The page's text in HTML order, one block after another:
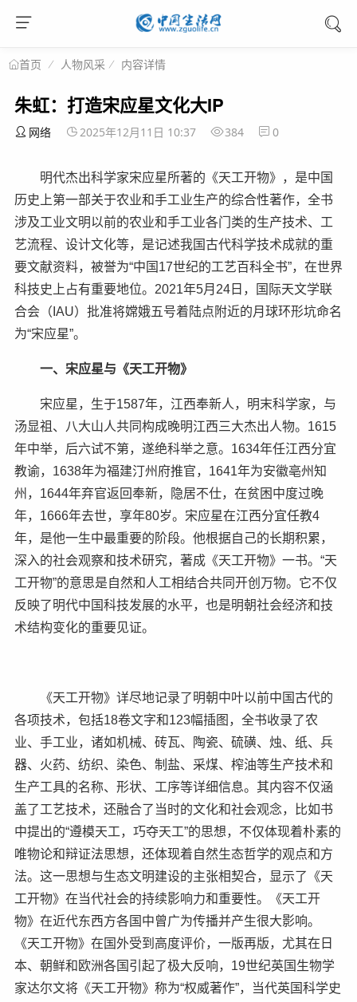
首页 人物风采 内容详情
朱虹：打造宋应星文化大IP
网络 2025年12月11日 10:37 384 0
明代杰出科学家宋应星所著的《天工开物》，是中国
历史上第一部关于农业和手工业生产的综合性著作，全书
涉及工业文明以前的农业和手工业各门类的生产技术、工
艺流程、设计文化等，是记述我国古代科学技术成就的重
要文献资料，被誉为“中国17世纪的工艺百科全书”，在世界
科技史上占有重要地位。2021年5月24日，国际天文学联
合会（IAU）批准将嫦娥五号着陆点附近的月球环形坑命名
为“宋应星”。
一、宋应星与《天工开物》
宋应星，生于1587年，江西奉新人，明末科学家，与
汤显祖、八大山人共同构成晚明江西三大杰出人物。1615
年中举，后六试不第，遂绝科举之意。1634年任江西分宜
教谕，1638年为福建汀州府推官，1641年为安徽亳州知
州，1644年弃官返回奉新，隐居不仕，在贫困中度过晚
年，1666年去世，享年80岁。宋应星在江西分宜任教4
年，是他一生中最重要的阶段。他根据自己的长期积累，
深入的社会观察和技术研究，著成《天工开物》一书。“天
工开物”的意思是自然和人工相结合共同开创万物。它不仅
反映了明代中国科技发展的水平，也是明朝社会经济和技
术结构变化的重要见证。
《天工开物》详尽地记录了明朝中叶以前中国古代的
各项技术，包括18卷文字和123幅插图，全书收录了农
业、手工业，诸如机械、砖瓦、陶瓷、硫磺、烛、纸、兵
器、火药、纺织、染色、制盐、采煤、榨油等生产技术和
生产工具的名称、形状、工序等详细信息。其内容不仅涵
盖了工艺技术，还融合了当时的文化和社会观念，比如书
中提出的“遵模天工，巧夺天工”的思想，不仅体现着朴素的
唯物论和辩证法思想，还体现着自然生态哲学的观点和方
法。这一思想与生态文明建设的主张相契合，显示了《天
工开物》在当代社会的持续影响力和重要性。《天工开
物》在近代东西方各国中曾广为传播并产生很大影响。
《天工开物》在国外受到高度评价，一版再版，尤其在日
本、朝鲜和欧洲各国引起了极大反响，19世纪英国生物学
家达尔文将《天工开物》称为“权威著作”，当代英国科学史